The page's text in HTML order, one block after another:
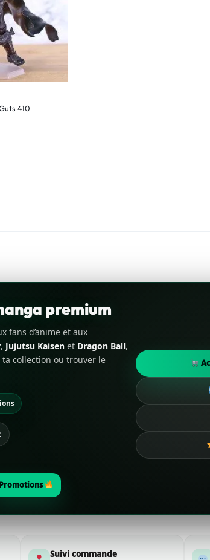
410
premium
fans d’anime et aux
, Jujutsu Kaisen et Dragon Ball,
collection ou trouver le
Promotions
Suivi commande